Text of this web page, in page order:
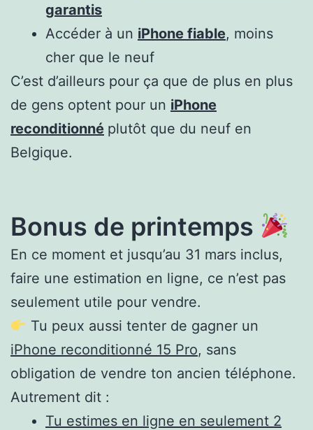
garantis
Accéder à un iPhone fiable, moins
cher que le neuf
C’est d’ailleurs pour ça que de plus en plus
de gens optent pour un iPhone
reconditionné plutôt que du neuf en
Belgique.
Bonus de printemps
En ce moment et jusqu’au 31 mars inclus,
faire une estimation en ligne, ce n’est pas
seulement utile pour vendre.
Tu peux aussi tenter de gagner un
iPhone reconditionné 15 Pro, sans
obligation de vendre ton ancien téléphone.
Autrement dit :
Tu estimes en ligne en seulement 2